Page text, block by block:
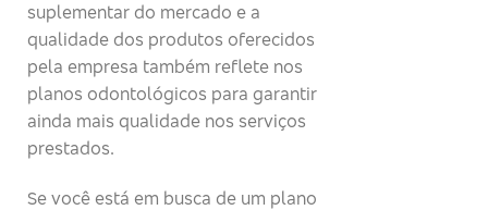
suplementar do mercado e a
qualidade dos produtos oferecidos
pela empresa também reflete nos
planos odontológicos para garantir
ainda mais qualidade nos serviços
prestados.
Se você está em busca de um plano